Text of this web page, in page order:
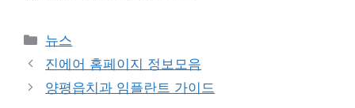
카
테
리
뉴스
진에어 홈페이지 정보모음
양평읍치과 임플란트 가이드